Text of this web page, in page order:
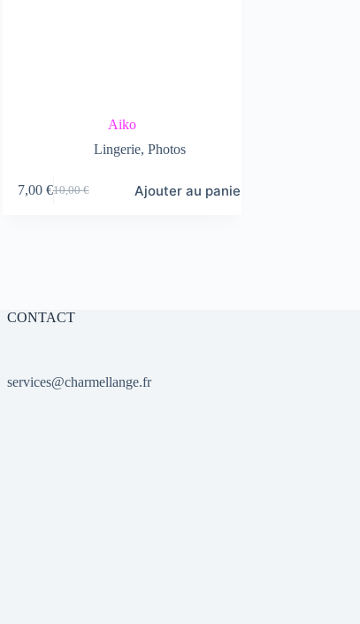
Aiko
Lingerie, Photos
10,00€
Le
7,00 €Le
Ajouter au panier
CONTACT
services@charmellange.fr